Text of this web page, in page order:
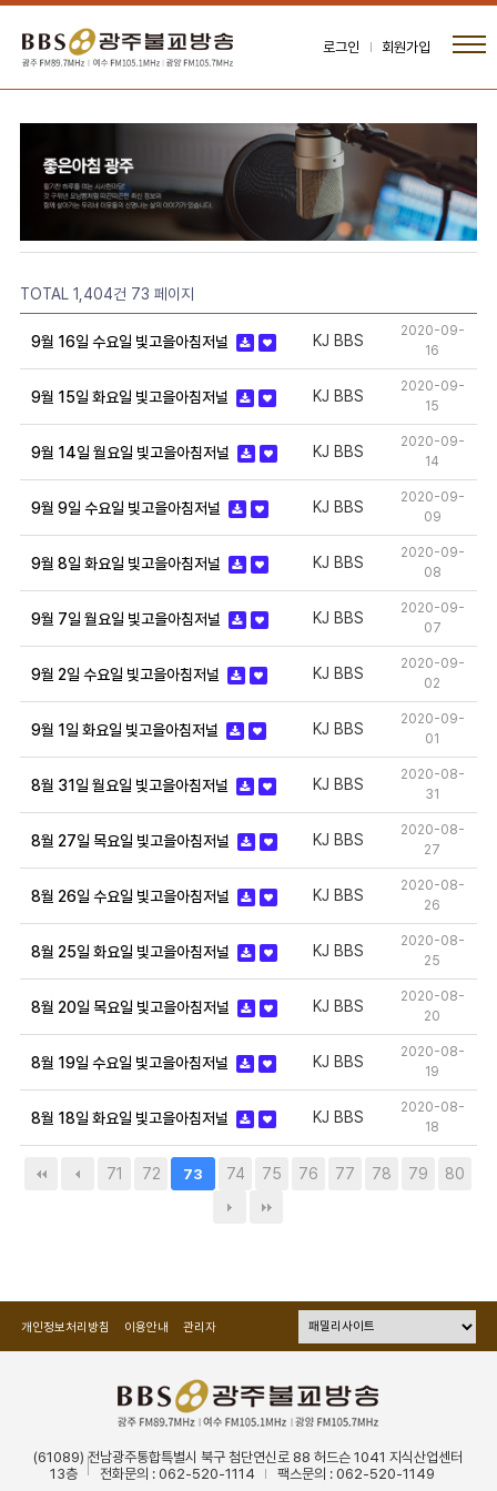
로그인 회원가입
TOTAL 1,404건 73 페이지
9월 16일 수요일 빛고을아침저널 KJ BBS
2020-09-
16
9월 15일 화요일 빛고을아침저널 KJ BBS
2020-09-
15
9월 14일 월요일 빛고을아침저널 KJ BBS
2020-09-
14
9월 9일 수요일 빛고을아침저널 KJ BBS
2020-09-
09
9월 8일 화요일 빛고을아침저널 KJ BBS
2020-09-
08
9월 7일 월요일 빛고을아침저널 KJ BBS
2020-09-
07
9월 2일 수요일 빛고을아침저널 KJ BBS
2020-09-
02
9월 1일 화요일 빛고을아침저널 KJ BBS
2020-09-
01
8월 31일 월요일 빛고을아침저널 KJ BBS
2020-08-
31
8월 27일 목요일 빛고을아침저널 KJ BBS
2020-08-
27
8월 26일 수요일 빛고을아침저널 KJ BBS
2020-08-
26
8월 25일 화요일 빛고을아침저널 KJ BBS
2020-08-
25
8월 20일 목요일 빛고을아침저널 KJ BBS
2020-08-
20
8월 19일 수요일 빛고을아침저널 KJ BBS
2020-08-
19
8월 18일 화요일 빛고을아침저널 KJ BBS
2020-08-
18
71 72 73 74 75 76 77 78 79 80
개인정보처리방침 이용안내 관리자
(61089) 전남광주통합특별시 북구 첨단연신로 88 허드슨 1041 지식산업센터
13층
전화문의 : 062-520-1114 팩스문의 : 062-520-1149